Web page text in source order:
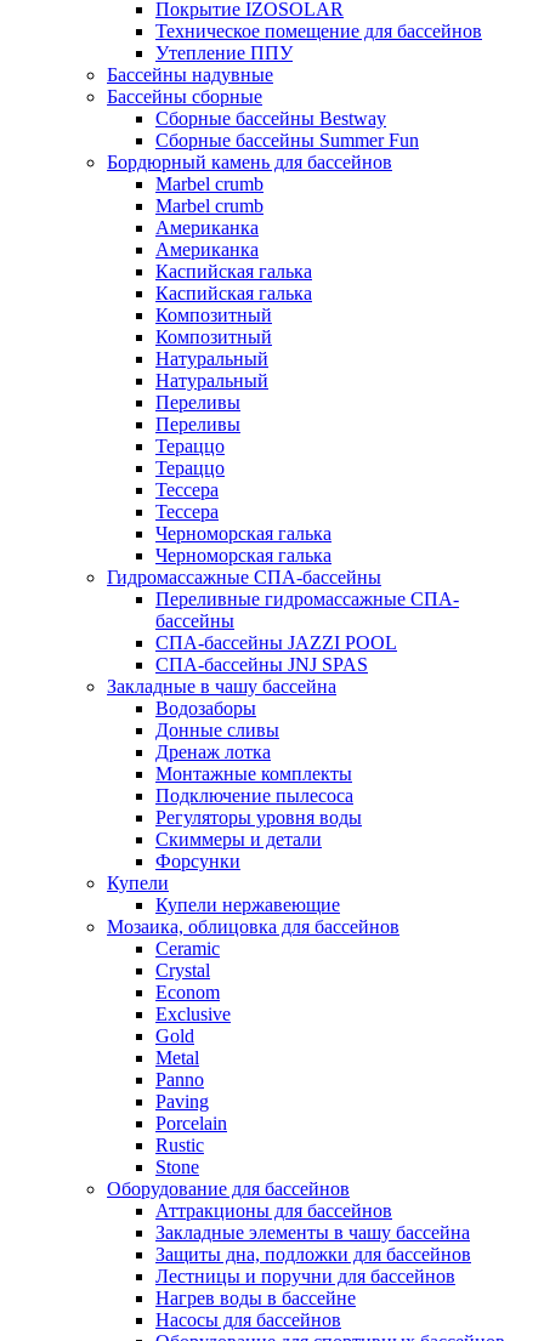
Покрытие IZOSOLAR
Техническое помещение для бассейнов
Утепление ППУ
Бассейны надувные
Бассейны сборные
Сборные бассейны Bestway
Сборные бассейны Summer Fun
Бордюрный камень для бассейнов
Marbel crumb
Marbel crumb
Американка
Американка
Каспийская галька
Каспийская галька
Композитный
Композитный
Натуральный
Натуральный
Переливы
Переливы
Тераццо
Тераццо
Тессера
Тессера
Черноморская галька
Черноморская галька
Гидромассажные СПА-бассейны
Переливные гидромассажные СПА-
бассейны
СПА-бассейны JAZZI POOL
СПА-бассейны JNJ SPAS
Закладные в чашу бассейна
Водозаборы
Донные сливы
Дренаж лотка
Монтажные комплекты
Подключение пылесоса
Регуляторы уровня воды
Скиммеры и детали
Форсунки
Купели
Купели нержавеющие
Мозаика, облицовка для бассейнов
Ceramic
Crystal
Econom
Exclusive
Gold
Metal
Panno
Paving
Porcelain
Rustic
Stone
Оборудование для бассейнов
Аттракционы для бассейнов
Закладные элементы в чашу бассейна
Защиты дна, подложки для бассейнов
Лестницы и поручни для бассейнов
Нагрев воды в бассейне
Насосы для бассейнов